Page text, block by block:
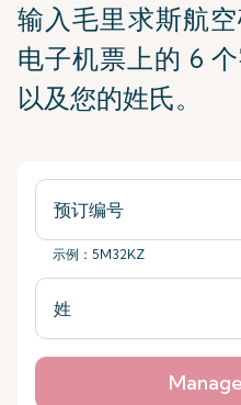
输入毛里求斯航
电子机票上的 6
以及您的姓氏。
示例：5M32KZ